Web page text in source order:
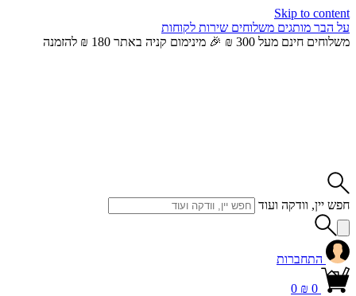
Skip to content
על הבר מותגים משלוחים שירות לקוחות
משלוחים חינם מעל 300 ₪ 🎉 מינימום קניה באתר 180 ₪ להזמנה
חפש יין, וודקה ועוד
התחברות
0
0 ₪